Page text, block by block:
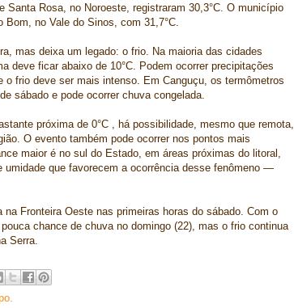
Santa Rosa, no Noroeste, registraram 30,3°C. O município
no Vale do Sinos, com 31,7°C.
mas deixa um legado: o frio. Na maioria das cidades
deve ficar abaixo de 10°C. Podem ocorrer precipitações
o frio deve ser mais intenso. Em Canguçu, os termômetros
sábado e pode ocorrer chuva congelada.
próxima de 0°C , há possibilidade, mesmo que remota,
O evento também pode ocorrer nos pontos mais
maior é no sul do Estado, em áreas próximas do litoral,
umidade que favorecem a ocorrência desse fenômeno —
Fronteira Oeste nas primeiras horas do sábado. Com o
chance de chuva no domingo (22), mas o frio continua
Serra.